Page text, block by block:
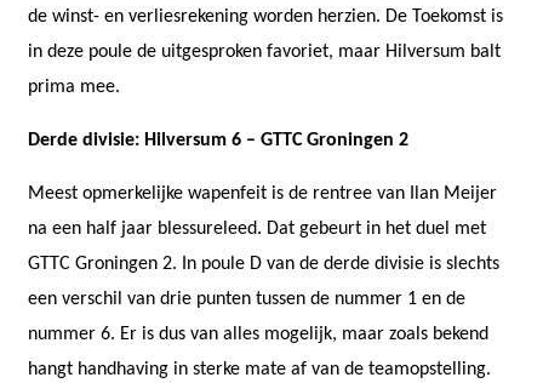
de winst- en verliesrekening worden herzien. De Toekomst is
in deze poule de uitgesproken favoriet, maar Hilversum balt
prima mee.
Derde divisie: Hilversum 6 – GTTC Groningen 2
Meest opmerkelijke wapenfeit is de rentree van Ilan Meijer
na een half jaar blessureleed. Dat gebeurt in het duel met
GTTC Groningen 2. In poule D van de derde divisie is slechts
een verschil van drie punten tussen de nummer 1 en de
nummer 6. Er is dus van alles mogelijk, maar zoals bekend
hangt handhaving in sterke mate af van de teamopstelling.